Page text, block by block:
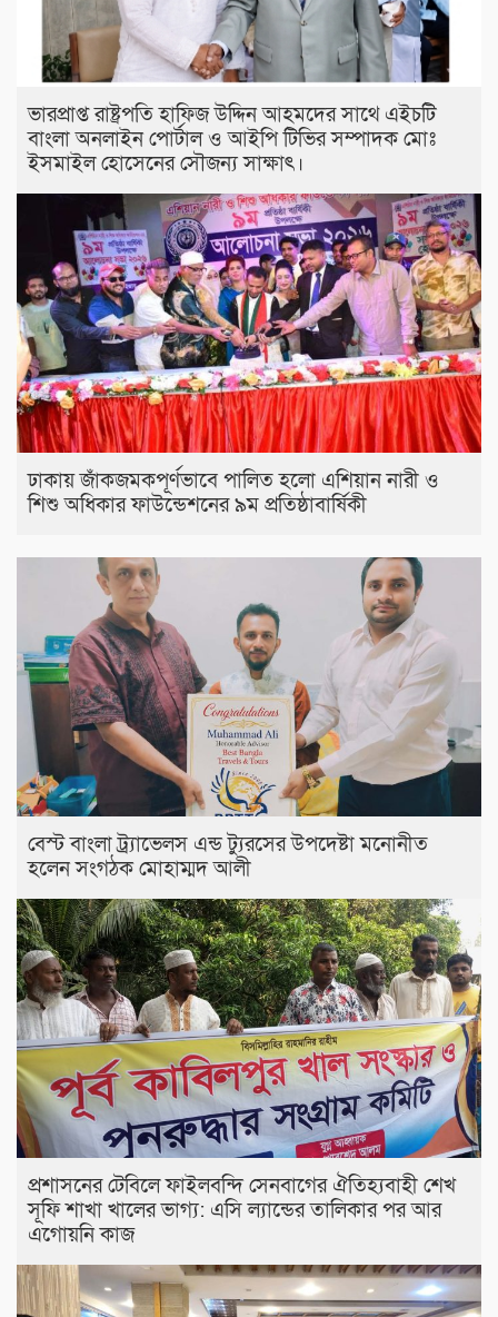
ভারপ্রাপ্ত রাষ্ট্রপতি হাফিজ উদ্দিন আহমদের সাথে এইচটি
বাংলা অনলাইন পোর্টাল ও আইপি টিভির সম্পাদক মোঃ
ইসমাইল হোসেনের সৌজন্য সাক্ষাৎ।
ঢাকায় জাঁকজমকপূর্ণভাবে পালিত হলো এশিয়ান নারী ও
শিশু অধিকার ফাউন্ডেশনের ৯ম প্রতিষ্ঠাবার্ষিকী
বেস্ট বাংলা ট্র্যাভেলস এন্ড ট্যুরসের উপদেষ্টা মনোনীত
হলেন সংগঠক মোহাম্মদ আলী
প্রশাসনের টেবিলে ফাইলবন্দি সেনবাগের ঐতিহ্যবাহী শেখ
সূফি শাখা খালের ভাগ্য: এসি ল্যান্ডের তালিকার পর আর
এগোয়নি কাজ